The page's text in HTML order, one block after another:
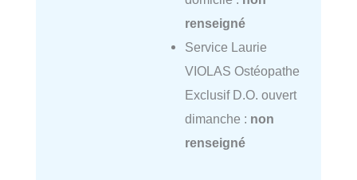
renseigné
Service Laurie
VIOLAS Ostéopathe
Exclusif D.O. ouvert
dimanche : non
renseigné